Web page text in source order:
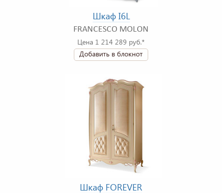
Шкаф I6L
FRANCESCO MOLON
Цена 1 214 289 руб.*
Добавить в блокнот
Шкаф FOREVER